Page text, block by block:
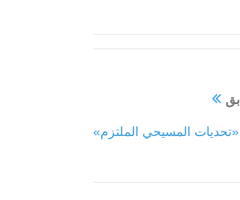
«تحديات المسيحي الملتزم»